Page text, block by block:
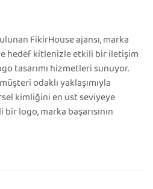
FikirHouse ajansı, marka
hedef kitlenizle etkili bir iletişim
tasarımı hizmetleri sunuyor.
odaklı yaklaşımıyla
kimliğini en üst seviyeye
logo, marka başarısının